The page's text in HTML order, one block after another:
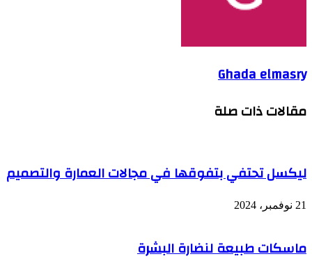
Ghada elmasry
مقالات ذات صلة
ليكسل تحتفي بتفوقها في مجالات العمارة والتصميم
21 نوفمبر، 2024
ماسكات طبيعة لنضارة البشرة